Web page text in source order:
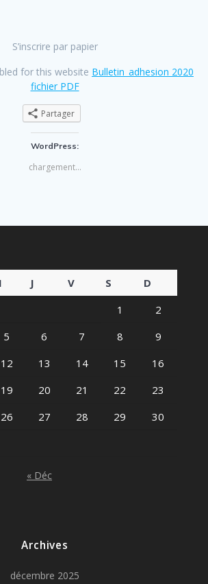
S’inscrire par papier
for this website Bulletin_adhesion 2020
fichier PDF
Partager
WordPress:
chargement…
J V S
D
1
2
5 6 7 8
9
12 13 14 15
16
19 20 21 22
23
26 27 28 29
30
« Déc
Archives
décembre 2025